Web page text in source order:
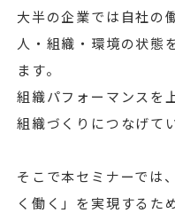
大半の企業では自社の
人・組織・環境の状態
ます。
組織パフォーマンスを
組織づくりにつなげて
そこで本セミナーでは
く働く」を実現するた